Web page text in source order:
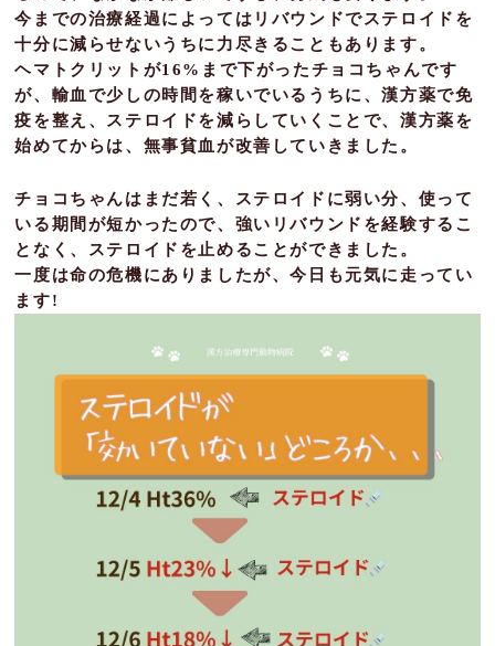
今までの治療経過によってはリバウンドでステロイドを
十分に減らせないうちに力尽きることもあります。
ヘマトクリットが16%まで下がったチョコちゃんです
が、輸血で少しの時間を稼いでいるうちに、漢方薬で免
疫を整え、ステロイドを減らしていくことで、漢方薬を
始めてからは、無事貧血が改善していきました。
チョコちゃんはまだ若く、ステロイドに弱い分、使って
いる期間が短かったので、強いリバウンドを経験するこ
となく、ステロイドを止めることができました。
一度は命の危機にありましたが、今日も元気に走ってい
ます!